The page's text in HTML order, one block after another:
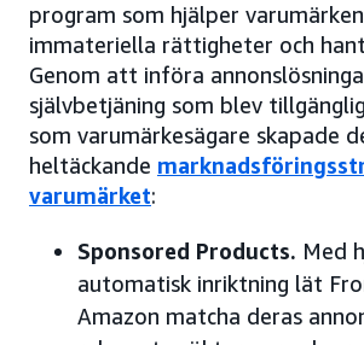
program som hjälper
immateriella rättigheter och
Genom att införa
självbetjäning som blev
som varumärkesägare skapade
heltäckande
varumärket:
Sponsored Products. Med
automatisk inriktning lät
Amazon matcha deras